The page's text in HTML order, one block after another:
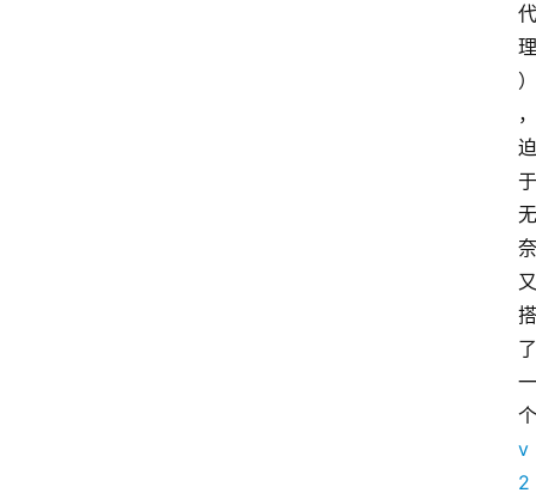
代
理
）
，
迫
于
无
奈
又
搭
了
一
v
2